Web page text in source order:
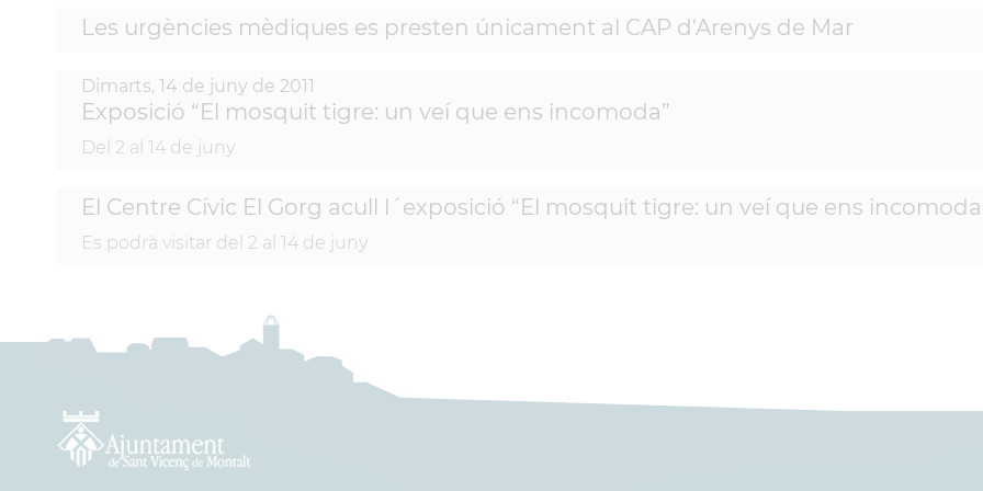
Les urgències mèdiques es presten únicament al CAP d'Arenys de Mar
Dimarts, 14 de juny de 2011
Exposició “El mosquit tigre: un veí que ens incomoda”
Del 2 al 14 de juny
El Centre Cívic El Gorg acull l´exposició “El mosquit tigre: un veí que ens
Es podrà visitar del 2 al 14 de juny